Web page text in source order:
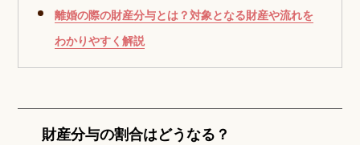
離婚の際の財産分与とは？対象となる財産や流れを
わかりやすく解説
財産分与の割合はどうなる？